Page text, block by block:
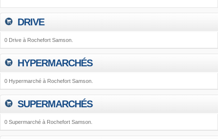
DRIVE
0 Drive à Rochefort Samson.
HYPERMARCHÉS
0 Hypermarché à Rochefort Samson.
SUPERMARCHÉS
0 Supermarché à Rochefort Samson.